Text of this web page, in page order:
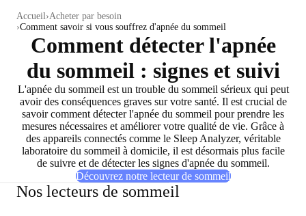
Accueil Acheter par besoin
Comment savoir si vous souffrez d'apnée du sommeil
Comment détecter l'apnée
du sommeil : signes et suivi
L'apnée du sommeil est un trouble du sommeil sérieux qui peut
avoir des conséquences graves sur votre santé. Il est crucial de
savoir comment détecter l'apnée du sommeil pour prendre les
mesures nécessaires et améliorer votre qualité de vie. Grâce à
des appareils connectés comme le Sleep Analyzer, véritable
laboratoire du sommeil à domicile, il est désormais plus facile
de suivre et de détecter les signes d'apnée du sommeil.
Découvrez notre lecteur de sommeil
Nos lecteurs de sommeil